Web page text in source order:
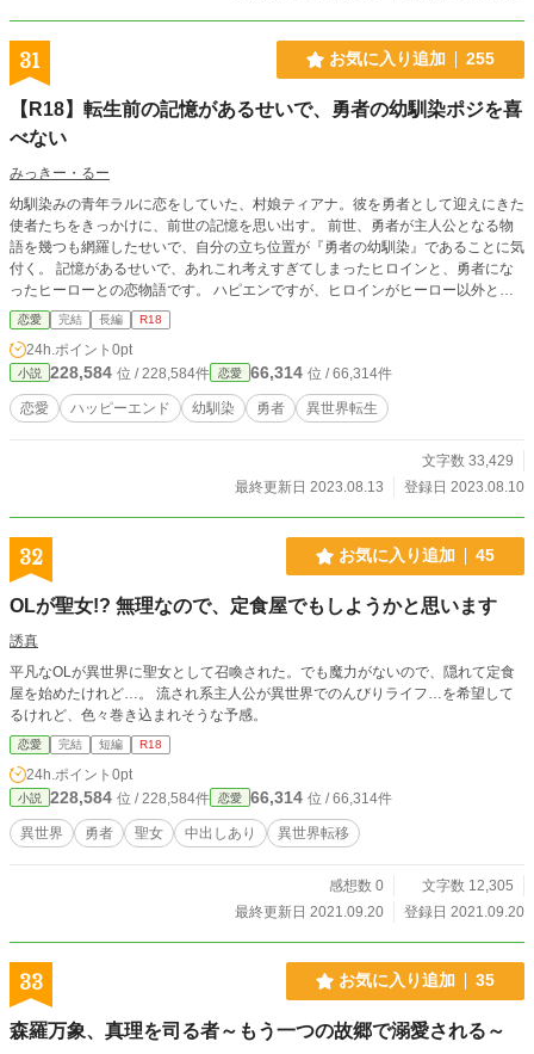
31 お気に入り追加 255
【R18】転生前の記憶があるせいで、勇者の幼馴染ポジを喜
べない
みっきー・るー
幼馴染みの青年ラルに恋をしていた、村娘ティアナ。彼を勇者として迎えにきた
使者たちをきっかけに、前世の記憶を思い出す。 前世、勇者が主人公となる物
語を幾つも網羅したせいで、自分の立ち位置が『勇者の幼馴染』であることに気
付く。 記憶があるせいで、あれこれ考えすぎてしまったヒロインと、勇者にな
ったヒーローとの恋物語です。 ハピエンですが、ヒロインがヒーロー以外と付
き合っている描写が少しあります。 中編程度の長さ。短編を想定していたの
で、展開が早いです。 ヒロインの前世記憶持ち設定はぬるいです。 全９話（本
編８話＋ヒーロー視点１話） Ｒシーンには※つけます。
恋愛 完結 長編 R18
24h.ポイント 0pt
小説 228,584 位 / 228,584件 恋愛 66,314 位 / 66,314件
恋愛 ハッピーエンド 幼馴染 勇者 異世界転生
文字数 33,429
最終更新日 2023.08.13
登録日 2023.08.10
32 お気に入り追加 45
OLが聖女!? 無理なので、定食屋でもしようかと思います
誘真
平凡なOLが異世界に聖女として召喚された。でも魔力がないので、隠れて定食
屋を始めたけれど…。 流され系主人公が異世界でのんびりライフ…を希望して
るけれど、色々巻き込まれそうな予感。
恋愛 完結 短編 R18
24h.ポイント 0pt
小説 228,584 位 / 228,584件 恋愛 66,314 位 / 66,314件
異世界 勇者 聖女 中出しあり 異世界転移
感想数 0
文字数 12,305
最終更新日 2021.09.20
登録日 2021.09.20
33 お気に入り追加 35
森羅万象、真理を司る者～もう一つの故郷で溺愛される～